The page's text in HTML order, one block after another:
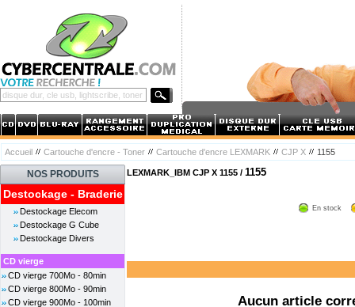
Accueil Cartouche d'encre - Toner Cartouche d'encre LEXMARK CJP X 1155
NOS PRODUITS
Destockage - Braderie
Destockage Elecom
Destockage G Cube
Destockage Divers
CD vierge
CD vierge 700Mo - 80min
CD vierge 800Mo - 90min
CD vierge 900Mo - 100min
LEXMARK_IBM CJP X 1155 / 1155
En stock
Aucun article